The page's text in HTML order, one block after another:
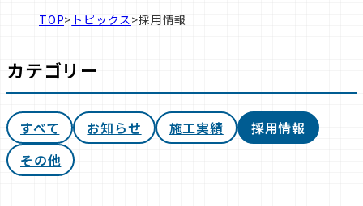
TOP> トピックス>採用情報
カテゴリー
すべて お知らせ 施工実績
採用情報
その他